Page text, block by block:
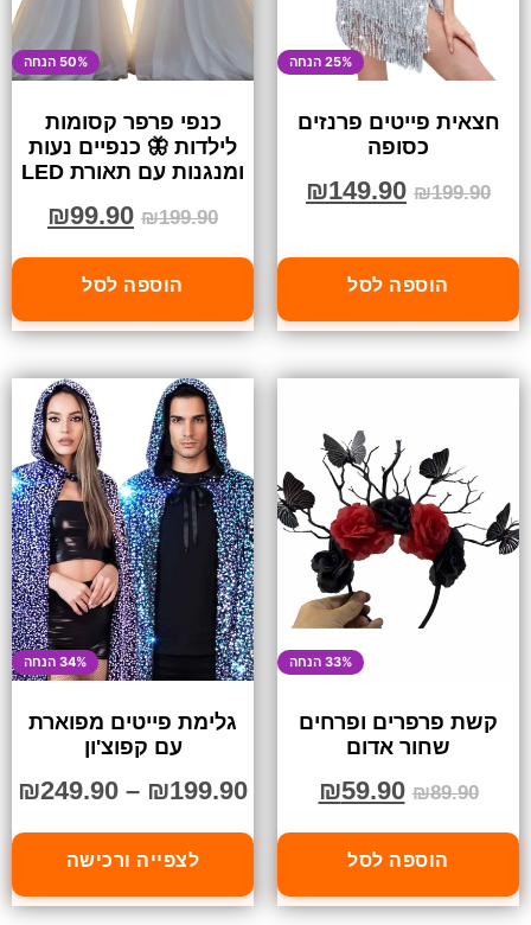
25% הנחה
חצאית פייטים פרנזים
כסופה
₪199.90
₪149.90
הוספה לסל
50% הנחה
כנפי פרפר קסומות
לילדות 🦋 כנפיים נעות
ומנגנות עם תאורת LED
₪199.90
₪99.90
הוספה לסל
33% הנחה
קשת פרפרים ופרחים
שחור אדום
₪89.90
₪59.90
הוספה לסל
34% הנחה
גלימת פייטים מפוארת
עם קפוצ'ון
₪199.90
–
₪249.90
לצפייה ורכישה